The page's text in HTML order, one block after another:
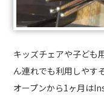
キッズチェアや子ども
ん連れでも利用しやす
オープンから1ヶ月は